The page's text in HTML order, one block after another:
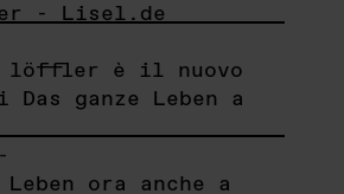
- Lisel.de
+ löffler è il nuovo
ganze Leben a
Leben ora anche a